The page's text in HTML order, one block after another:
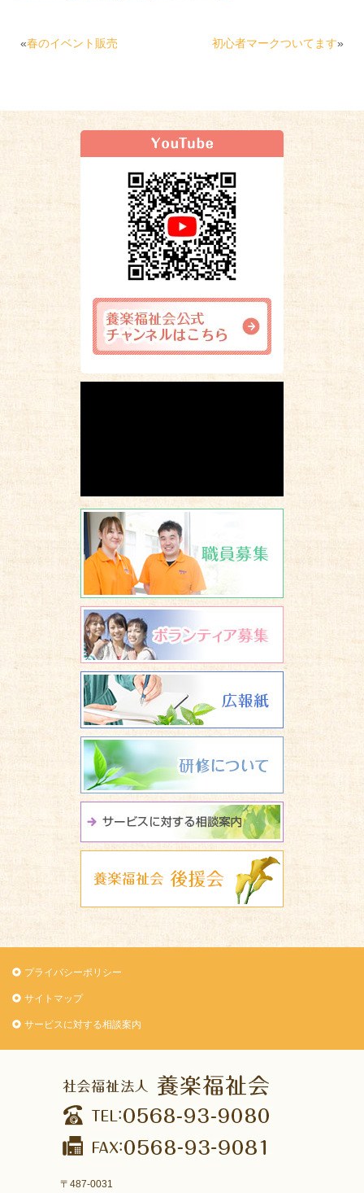
«春のイベント販売 初心者マークついてます»
ボランティ
プライバシーポリシー
サイトマップ
サービスに対する相談案内
〒487-0031